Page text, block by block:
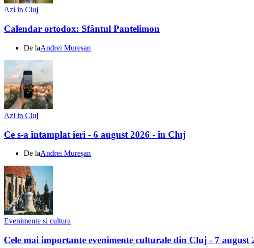
Azi in Cluj
Calendar ortodox: Sfântul Pantelimon
De laAndrei Mureșan
Azi in Cluj
Ce s-a întamplat ieri - 6 august 2026 - în Cluj
De laAndrei Mureșan
Evenimente si cultura
Cele mai importante evenimente culturale din Cluj - 7 august